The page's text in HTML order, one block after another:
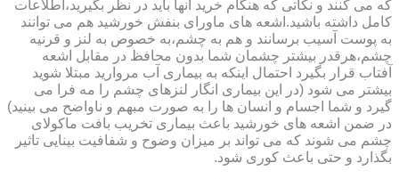
که می کنند و نکاتی که هنگام خرید آنها باید در نظر بگیرید،اطلاعات
کامل داشته باشید.اشعه های ماورای بنفش خورشید هم می توانند
به پوست آسیب برسانند و هم به چشم،به خصوص به لنز و قرنیه
چشم،هرقدر بیشتر چشمان شما بدون محافظ در مقابل اشعه
آفتاب قرار بگیرد احتمال اینکه به بیماری آب مروارید مبتلا شوید
بیشتر می شود (در این بیماری انگار لنزهای چشم را مه فرا می
گیرد و شما اجسام و انسان ها را به صورت مبهم و ناواضح می بینید)
در ضمن اشعه های خورشید باعث بیماری تخریب بافت ماکولای
چشم می شوند که می تواند بر میزان وضوح و شفافیت بینایی تاثیر
بگذارد و حتی باعث کوری شود.